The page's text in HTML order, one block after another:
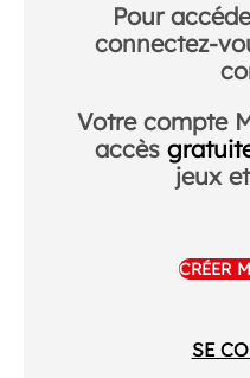
Pour
connectez-
Votre compte
accès
jeux
CRÉER
SE